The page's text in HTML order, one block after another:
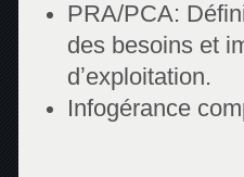
PRA/PCA:
des besoins et
dʼexploitation.
Infogérance